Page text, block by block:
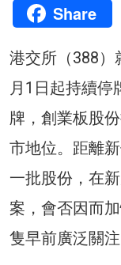
Share
港交所（388）
月1日起持續停
牌，創業板股
市地位。距離
一批股份，在
案，會否因而
隻早前廣泛關注